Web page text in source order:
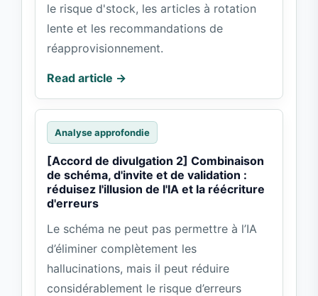
le risque d'stock, les articles à rotation
lente et les recommandations de
réapprovisionnement.
Read article →
Analyse approfondie
[Accord de divulgation 2] Combinaison
de schéma, d'invite et de validation :
réduisez l'illusion de l'IA et la réécriture
d'erreurs
Le schéma ne peut pas permettre à l’IA
d’éliminer complètement les
hallucinations, mais il peut réduire
considérablement le risque d’erreurs